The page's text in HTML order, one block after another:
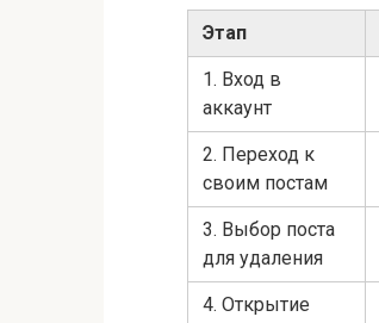
Этап
1. Вход в
аккаунт
2. Переход к
своим постам
3. Выбор поста
для удаления
4. Открытие